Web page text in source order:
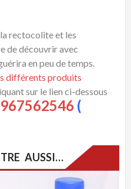
rectocolite et les
de découvrir avec
en peu de temps.
différents produits
sur le lien ci-dessous
(
AUSSI…